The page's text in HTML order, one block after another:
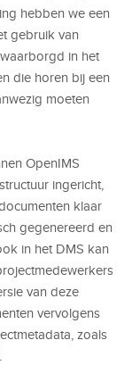
hebben we een
gebruik van
in het
die horen bij een
moeten
OpenIMS
ingericht,
klaar
gegenereerd en
in het DMS kan
van deze
vervolgens
zoals